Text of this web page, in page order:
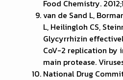
Food Chemistry.
van de Sand L,
L, Heilingloh CS,
Glycyrrhizin
CoV-2 replication by
main protease.
National Drug